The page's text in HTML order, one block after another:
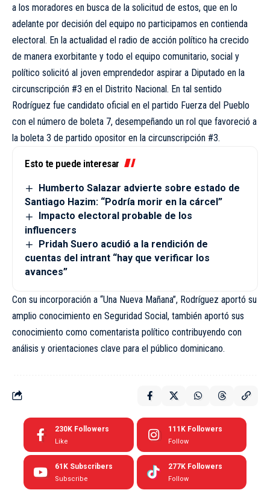
a los moradores en busca de la solicitud de estos, que en lo
adelante por decisión del equipo no participamos en contienda
electoral. En la actualidad el radio de acción político ha crecido
de manera exorbitante y todo el equipo comunitario, social y
político solicitó al joven emprendedor aspirar a Diputado en la
circunscripción #3 en el Distrito Nacional. En tal sentido
Rodríguez fue candidato oficial en el partido Fuerza del Pueblo
con el número de boleta 7, desempeñando un rol que favoreció a
la boleta 3 de partido opositor en la circunscripción #3.
Esto te puede interesar
Humberto Salazar advierte sobre estado de
Santiago Hazim: “Podría morir en la cárcel”
Impacto electoral probable de los
influencers
Pridah Suero acudió a la rendición de
cuentas del intrant “hay que verificar los
avances”
Con su incorporación a “Una Nueva Mañana”, Rodríguez aportó su
amplio conocimiento en Seguridad Social, también aportó sus
conocimiento como comentarista político contribuyendo con
análisis y orientaciones clave para el público dominicano.
230K Followers
Like
111K Followers
Follow
61K Subscribers
Subscribe
277K Followers
Follow